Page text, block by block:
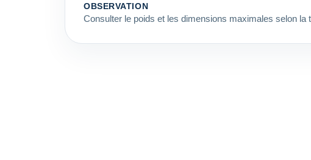
OBSERVATION
Consulter le poids et les dimensions maximales selon la